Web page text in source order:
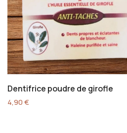
Dentifrice poudre de girofle
4,90€